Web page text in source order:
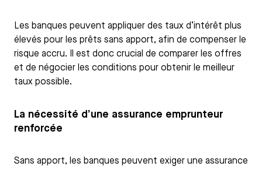
Les banques peuvent appliquer des taux d’intérêt plus
élevés pour les prêts sans apport, afin de compenser le
risque accru. Il est donc crucial de comparer les offres
et de négocier les conditions pour obtenir le meilleur
taux possible.
La nécessité d’une assurance emprunteur
renforcée
Sans apport, les banques peuvent exiger une assurance